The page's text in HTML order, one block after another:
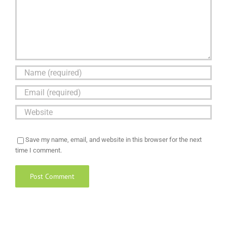
Save my name, email, and website in this browser for the next
time I comment.